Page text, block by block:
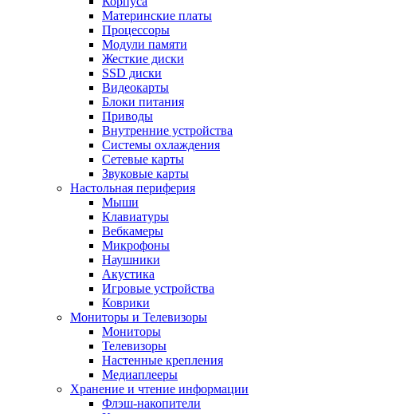
Материнские платы
Процессоры
Модули памяти
Жесткие диски
SSD диски
Видеокарты
Блоки питания
Приводы
Внутренние устройства
Системы охлаждения
Сетевые карты
Звуковые карты
Настольная периферия
Мыши
Клавиатуры
Вебкамеры
Микрофоны
Наушники
Акустика
Игровые устройства
Коврики
Мониторы и Телевизоры
Мониторы
Телевизоры
Настенные крепления
Медиаплееры
Хранение и чтение информации
Флэш-накопители